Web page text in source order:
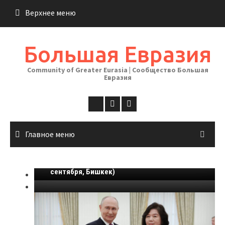
содержимому
Верхнее меню
Большая Евразия
Community of Greater Eurasia | Сообщество Большая
Евразия
Главное меню
О причинах конфликта между Россией и
Саммит Шанхайской организации
сентября, Бишкек)